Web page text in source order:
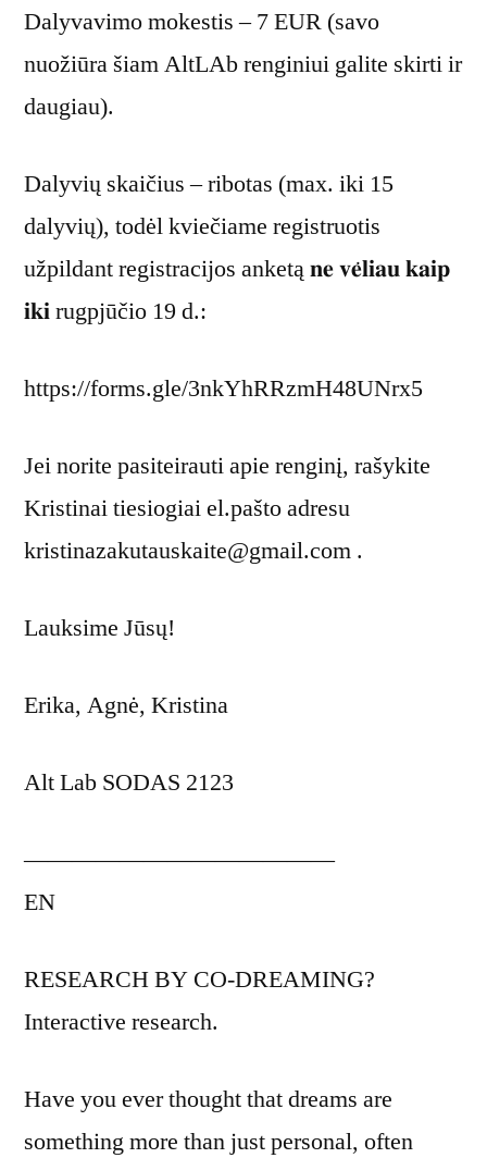
Dalyvavimo mokestis – 7 EUR (savo
nuožiūra šiam AltLAb renginiui galite skirti ir
daugiau).
Dalyvių skaičius – ribotas (max. iki 15
dalyvių), todėl kviečiame registruotis
užpildant registracijos anketą 𝐧𝐞 𝐯𝐞̇𝐥𝐢𝐚𝐮 𝐤𝐚𝐢𝐩
𝐢𝐤𝐢 rugpjūčio 19 d.:
https://forms.gle/3nkYhRRzmH48UNrx5
Jei norite pasiteirauti apie renginį, rašykite
Kristinai tiesiogiai el.pašto adresu
kristinazakutauskaite@gmail.com .
Lauksime Jūsų!
Erika, Agnė, Kristina
Alt Lab SODAS 2123
—————————————
EN
RESEARCH BY CO-DREAMING?
Interactive research.
Have you ever thought that dreams are
something more than just personal, often